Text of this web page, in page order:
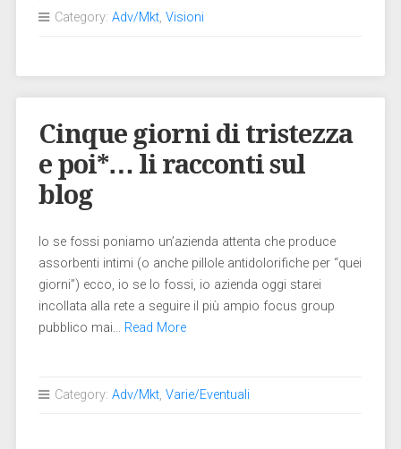
Category: Adv/Mkt, Visioni
Cinque giorni di tristezza
e poi*… li racconti sul
blog
Io se fossi poniamo un’azienda attenta che produce
assorbenti intimi (o anche pillole antidolorifiche per “quei
giorni”) ecco, io se lo fossi, io azienda oggi starei
incollata alla rete a seguire il più ampio focus group
pubblico mai… Read More
Category: Adv/Mkt, Varie/Eventuali